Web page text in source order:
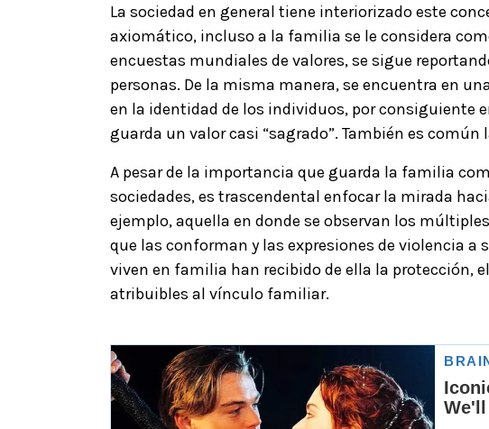
La sociedad en general tiene interiorizado este
axiomático, incluso a la familia se le considera
encuestas mundiales de valores, se sigue
personas. De la misma manera, se encuentra en
en la identidad de los individuos, por consiguiente
guarda un valor casi “sagrado”. También es
A pesar de la importancia que guarda la familia
sociedades, es trascendental enfocar la mirada
ejemplo, aquella en donde se observan los
que las conforman y las expresiones de violencia a
viven en familia han recibido de ella la protección,
atribuibles al vínculo familiar.